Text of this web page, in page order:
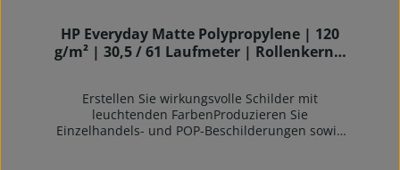
HP Everyday Matte Polypropylene | 120
g/m² | 30,5 / 61 Laufmeter | Rollenkern 2
Erstellen Sie wirkungsvolle Schilder mit
leuchtenden FarbenProduzieren Sie
Einzelhandels- und POP-Beschilderungen sowie